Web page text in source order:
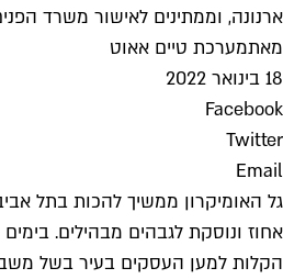
ארנונה, וממתינים לאישור משרד
מאתמערכת טיים אאוט
18 בינואר 2022
Facebook
Twitter
Email
אחוז ונוסקת לגבהים מבהילים.
הקלות למען העסקים בעיר בשל